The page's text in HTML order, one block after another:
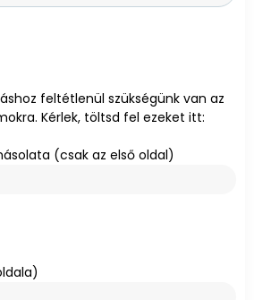
feltétlenül szükségünk van az
Kérlek, töltsd fel ezeket itt:
(csak az első oldal)